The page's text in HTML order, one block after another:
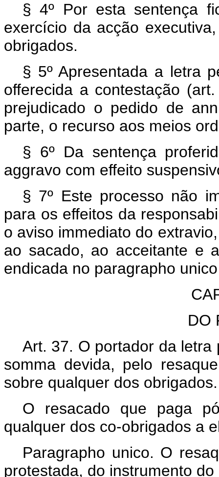
§ 4º Por esta sentença
exercício da acção
obrigados.
§ 5º Apresentada a letra
offerecida a contestação
prejudicado o pedido de
parte, o recurso aos meios
§ 6º Da sentença
aggravo com effeito
§ 7º Este processo não
para os effeitos da
o aviso immediato do
ao sacado, ao acceitante e
endicada no paragrapho
DO
Art. 37. O portador da
somma devida, pelo
sobre qualquer dos obrigados.
O resacado que paga
qualquer dos co-obrigados a
Paragrapho unico. O
protestada, do instrumento